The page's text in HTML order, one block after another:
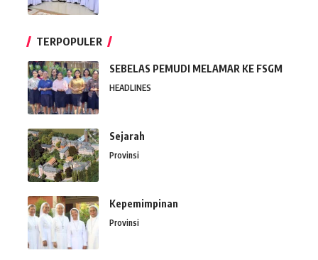
TERPOPULER
SEBELAS PEMUDI MELAMAR KE FSGM
HEADLINES
Sejarah
Provinsi
Kepemimpinan
Provinsi